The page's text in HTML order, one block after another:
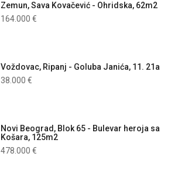
Zemun, Sava Kovačević - Ohridska, 62m2
164.000 €
Voždovac, Ripanj - Goluba Janića, 11. 21a
38.000 €
Novi Beograd, Blok 65 - Bulevar heroja sa
Košara, 125m2
478.000 €